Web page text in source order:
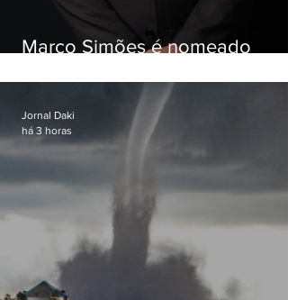
Marco Simões é nomeado
Jornal Daki
há 3 horas